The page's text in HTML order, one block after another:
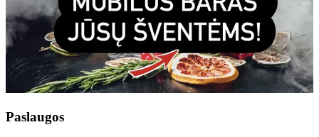
Paslaugos